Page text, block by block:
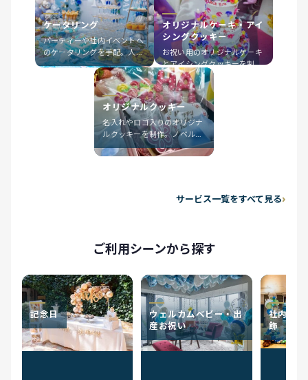
ケータリング
パーティーや社内イベントへ
のケータリングを手配。人数
や会場設備、ご予算に合わせ
てメニューを調整します。実
施事例を掲載しています。
オリジナルケーキ・アイ
シングクッキー
お祝い用のオリジナルケーキ
とアイシングクッキーを制
作。デザインやメッセージの
ご要望に合わせ、会場やご自
宅へお届けします。制作事例
を掲載しています。
オリジナルクッキー
名入れやロゴ入りのオリジナ
ルクッキーを制作。ノベルテ
ィやプチギフト、記念品の用
途に合わせ、デザインと数量
サービス一覧をすべて見る
ご利用シーンから探す
記念日
ウェルカムベビー・出
産お祝い
社内イ
飾